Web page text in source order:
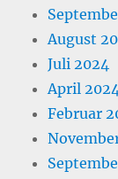
August
Juli 2024
April
Februar